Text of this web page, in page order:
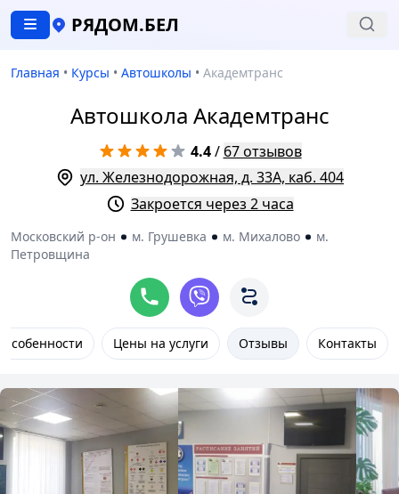
РЯДОМ.БЕЛ
Главная • Курсы • Автошколы • Академтранс
Автошкола Академтранс
4.4/ 67 отзывов
ул. Железнодорожная, д. 33А, каб. 404
Закроется через 2 часа
Московский р-он м. Грушевка м. Михалово
м.
Петровщина
Особенности Цены на услуги Отзывы Контакты